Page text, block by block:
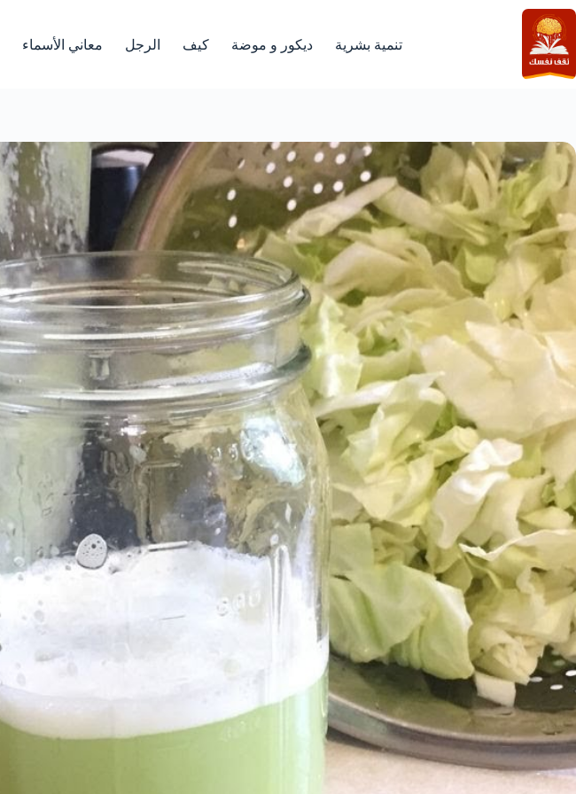
التجاوز
إلى
المحتوى
تنمية بشرية ديكور و موضة كيف الرجل معاني الأسماء